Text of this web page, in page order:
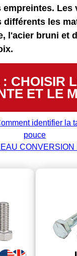
empreintes. Les
différents les
l'acier bruni et
: CHOISIR
ET LE
identifier la
pouce
CONVERSION